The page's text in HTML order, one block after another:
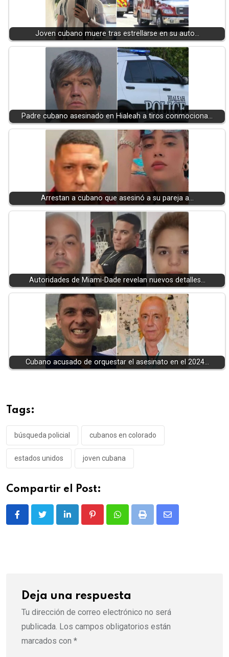
Joven cubano muere tras estrellarse en su auto…
Padre cubano asesinado en Hialeah a tiros conmociona…
Arrestan a cubano que asesinó a su pareja a…
Autoridades de Miami-Dade revelan nuevos detalles…
Cubano acusado de orquestar el asesinato en el 2024…
Tags:
búsqueda policial cubanos en colorado
estados unidos joven cubana
Compartir el Post:
LinkedIn PinterestWhatsappPrint
Share
Deja una respuesta
Tu dirección de correo electrónico no será
publicada. Los campos obligatorios están
marcados con *